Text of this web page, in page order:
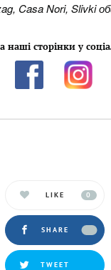
Casa Nori, Slivki
наші сторінки у
LIKE 0
SHARE
TWEET